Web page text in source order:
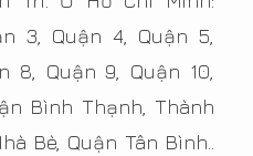
3, Quận 4, Quận 5,
8, Quận 9, Quận 10,
Bình Thạnh, Thành
Bè, Quận Tân Bình..